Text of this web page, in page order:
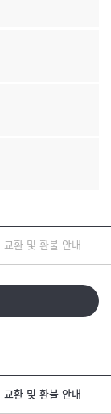
교환 및 환불 안내
교환 및 환불 안내